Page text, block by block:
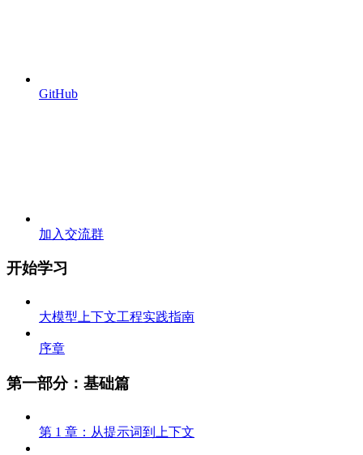
GitHub
加入交流群
开始学习
大模型上下文工程实践指南
序章
第一部分：基础篇
第 1 章：从提示词到上下文